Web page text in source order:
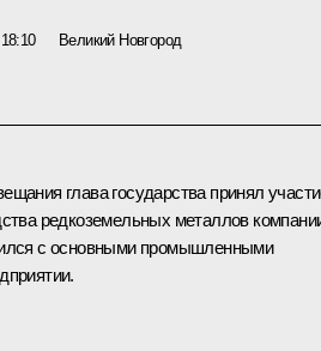
18:10 Великий Новгород
глава государства принял
редкоземельных металлов
с основными промышленными